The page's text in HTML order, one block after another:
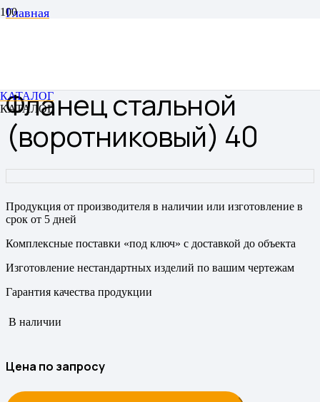
КАТАЛОГ
КАТАЛОГ
Главная
Фланец стальной
(воротниковый) 40
Продукция от производителя в наличии или изготовление в
срок от 5 дней
Комплексные поставки «под ключ» с доставкой до объекта
Изготовление нестандартных изделий по вашим чертежам
Гарантия качества продукции
В наличии
Цена по запросу